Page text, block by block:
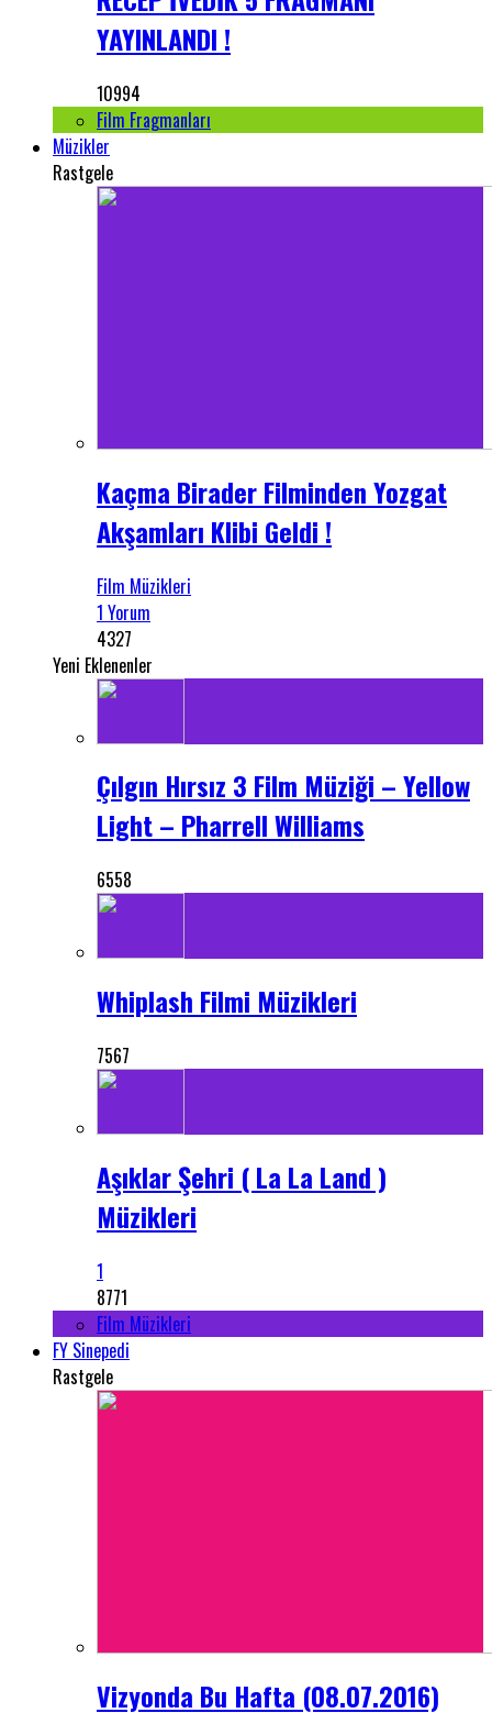
YAYINLANDI !
10994
Film Fragmanları
Müzikler
Rastgele
Kaçma Birader Filminden Yozgat
Akşamları Klibi Geldi !
Film Müzikleri
1 Yorum
4327
Yeni Eklenenler
Çılgın Hırsız 3 Film Müziği – Yellow
Light – Pharrell Williams
6558
Whiplash Filmi Müzikleri
7567
Aşıklar Şehri ( La La Land )
Müzikleri
1
8771
Film Müzikleri
FY Sinepedi
Rastgele
Vizyonda Bu Hafta (08.07.2016)